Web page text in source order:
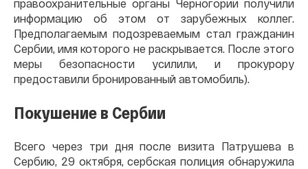
правоохранительные органы Черногории получили
информацию об этом от зарубежных коллег.
Предполагаемым подозреваемым стал гражданин
Сербии, имя которого не раскрывается. После этого
меры безопасности усилили, и прокурору
предоставили бронированный автомобиль).
Покушение в Сербии
Всего через три дня после визита Патрушева в
Сербию, 29 октября, сербская полиция обнаружила